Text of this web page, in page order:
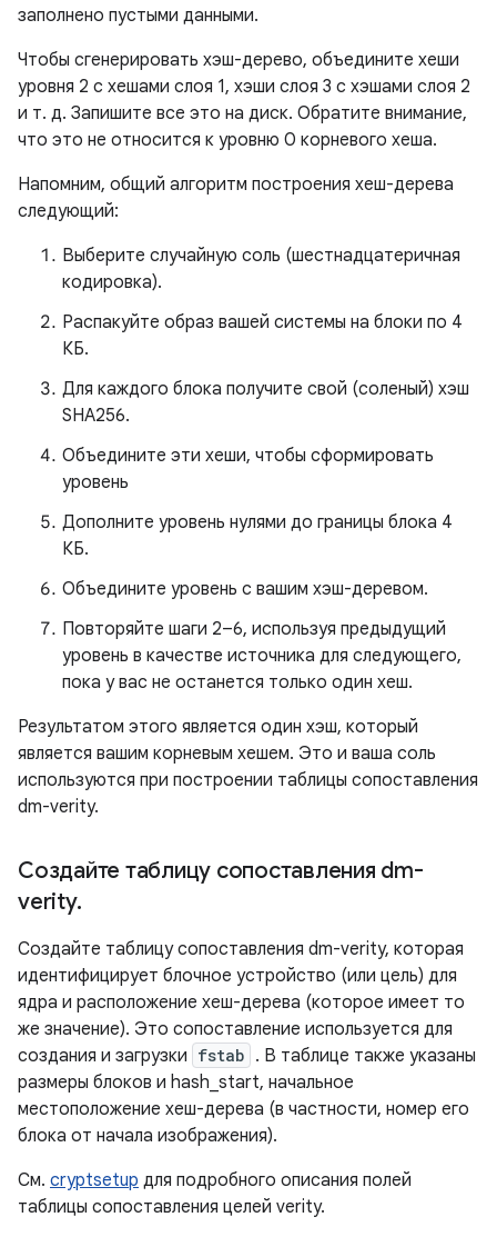
заполнено пустыми данными.
Чтобы сгенерировать хэш-дерево, объедините хеши
уровня 2 с хешами слоя 1, хэши слоя 3 с хэшами слоя 2
и т. д. Запишите все это на диск. Обратите внимание,
что это не относится к уровню 0 корневого хеша.
Напомним, общий алгоритм построения хеш-дерева
следующий:
Выберите случайную соль (шестнадцатеричная
кодировка).
Распакуйте образ вашей системы на блоки по 4
КБ.
Для каждого блока получите свой (соленый) хэш
SHA256.
Объедините эти хеши, чтобы сформировать
уровень
Дополните уровень нулями до границы блока 4
КБ.
Объедините уровень с вашим хэш-деревом.
Повторяйте шаги 2–6, используя предыдущий
уровень в качестве источника для следующего,
пока у вас не останется только один хеш.
Результатом этого является один хэш, который
является вашим корневым хешем. Это и ваша соль
используются при построении таблицы сопоставления
dm-verity.
Создайте таблицу сопоставления dm-
verity.
Создайте таблицу сопоставления dm-verity, которая
идентифицирует блочное устройство (или цель) для
ядра и расположение хеш-дерева (которое имеет то
же значение). Это сопоставление используется для
создания и загрузки fstab . В таблице также указаны
размеры блоков и hash_start, начальное
местоположение хеш-дерева (в частности, номер его
блока от начала изображения).
См. cryptsetup для подробного описания полей
таблицы сопоставления целей verity.